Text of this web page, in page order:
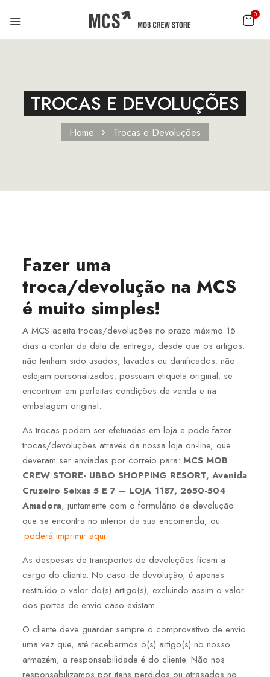
0
TROCAS E DEVOLUÇÕES
Home Trocas e Devoluções
Fazer uma
troca/devolução na MCS
é muito simples!
A MCS aceita trocas/devoluções no prazo máximo 15
dias a contar da data de entrega, desde que os artigos:
não tenham sido usados, lavados ou danificados; não
estejam personalizados; possuam etiqueta original; se
encontrem em perfeitas condições de venda e na
embalagem original.
As trocas podem ser efetuadas em loja e pode fazer
trocas/devoluções através da nossa loja on-line, que
deveram ser enviadas por correio para:MCS MOB
CREW STORE- UBBO SHOPPING RESORT, Avenida
Cruzeiro Seixas 5 E 7 – LOJA 1187, 2650-504
Amadora, juntamente com o formulário de devolução
que se encontra no interior da sua encomenda, ou
poderá imprimir aqui.
As despesas de transportes de devoluções ficam a
cargo do cliente. No caso de devolução, é apenas
restituído o valor do(s) artigo(s), excluindo assim o valor
dos portes de envio caso existam.
O cliente deve guardar sempre o comprovativo de envio
uma vez que, até recebermos o(s) artigo(s) no nosso
armazém, a responsabilidade é do cliente. Não nos